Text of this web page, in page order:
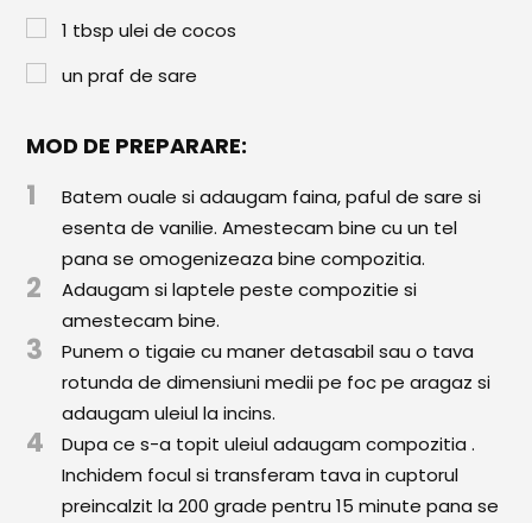
Aluaturi Dulci
Aluaturi Sărate
Rețete cu Carne
Rețete Vegetariene
Salate
Sandwichuri și Wraps
Supe și Ciorbe
Rețete Video
Comunitatea
iCooking
1 tbsp ulei de cocos
un praf de sare
MOD DE PREPARARE:
1
Batem ouale si adaugam faina, paful de sare si
esenta de vanilie. Amestecam bine cu un tel
pana se omogenizeaza bine compozitia.
2
Adaugam si laptele peste compozitie si
amestecam bine.
3
Punem o tigaie cu maner detasabil sau o tava
rotunda de dimensiuni medii pe foc pe aragaz si
adaugam uleiul la incins.
4
Dupa ce s-a topit uleiul adaugam compozitia .
Inchidem focul si transferam tava in cuptorul
preincalzit la 200 grade pentru 15 minute pana se